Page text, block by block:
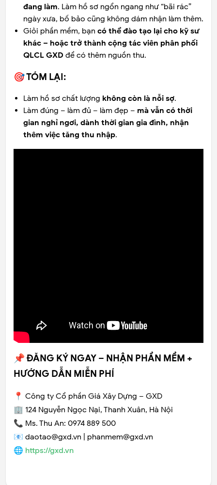
đang làm. Làm hồ sơ ngổn ngang như “bãi rác”
ngày xưa, bố bảo cũng không dám nhận làm thêm.
Giỏi phần mềm, bạn có thể đào tạo lại cho kỹ sư
khác – hoặc trở thành cộng tác viên phân phối
QLCL GXD để có thêm nguồn thu.
🎯 TÓM LẠI:
Làm hồ sơ chất lượng không còn là nỗi sợ.
Làm đúng – làm đủ – làm đẹp – mà vẫn có thời
gian nghỉ ngơi, dành thời gian gia đình, nhận
thêm việc tăng thu nhập.
📌 ĐĂNG KÝ NGAY – NHẬN PHẦN MỀM +
HƯỚNG DẪN MIỄN PHÍ
📍 Công ty Cổ phần Giá Xây Dựng – GXD
🏢 124 Nguyễn Ngọc Nại, Thanh Xuân, Hà Nội
📞 Ms. Thu An: 0974 889 500
📧 daotao@gxd.vn | phanmem@gxd.vn
🌐 https://gxd.vn